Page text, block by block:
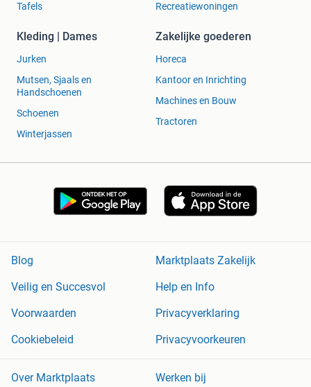
Tafels
Recreatiewoningen
Kleding | Dames
Jurken
Mutsen, Sjaals en
Handschoenen
Schoenen
Winterjassen
Zakelijke goederen
Horeca
Kantoor en Inrichting
Machines en Bouw
Tractoren
Blog
Marktplaats Zakelijk
Veilig en Succesvol
Help en Info
Voorwaarden
Privacyverklaring
Cookiebeleid
Privacyvoorkeuren
Over Marktplaats Werken bij